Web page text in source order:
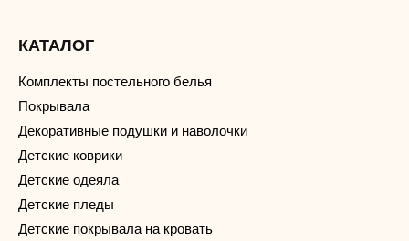
КАТАЛОГ
Комплекты постельного белья
Покрывала
Декоративные подушки и наволочки
Детские коврики
Детские одеяла
Детские пледы
Детские покрывала на кровать